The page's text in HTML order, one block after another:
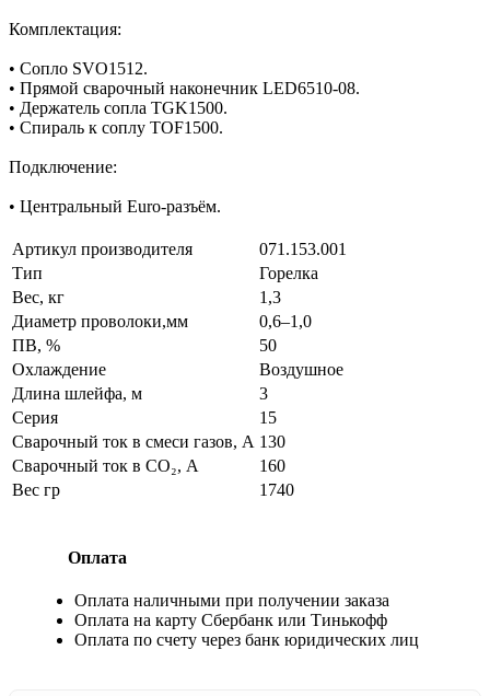
Комплектация:
• Сопло SVO1512.
• Прямой сварочный наконечник LED6510-08.
• Держатель сопла TGK1500.
• Спираль к соплу TOF1500.
Подключение:
• Центральный Euro-разъём.
Артикул производителя
071.153.001
Тип
Горелка
Вес, кг
1,3
Диаметр проволоки,мм
0,6–1,0
ПВ, %
50
Охлаждение
Воздушное
Длина шлейфа, м
3
Серия
15
Сварочный ток в смеси газов, А 130
Сварочный ток в CO₂, А
160
Вес гр
1740
Оплата
Оплата наличными при получении заказа
Оплата на карту Сбербанк или Тинькофф
Оплата по счету через банк юридических лиц